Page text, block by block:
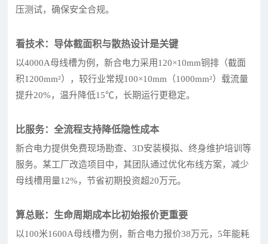
压测试，确保安全合规。
看技术：导体截面积与散热设计是关键
以4000A母线槽为例，新合电力采用120×10mm铜排（截面
积1200mm²），较行业常规100×10mm（1000mm²）载流量
提升20%，温升降低15℃，长期运行更稳定。
比服务：全流程支持降低隐性成本
新合电力提供免费现场勘查、3D安装模拟、终身维护培训等
服务。某工厂改造项目中，其团队通过优化布线方案，减少
母线槽用量12%，节省初期投资超20万元。
算总账：生命周期成本比初始报价更重要
以100米1600A母线槽为例，新合电力报价38万元，5年能耗